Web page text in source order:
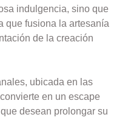
indulgencia, sino que
que fusiona la artesanía
de la creación
ubicada en las
en un escape
desean prolongar su